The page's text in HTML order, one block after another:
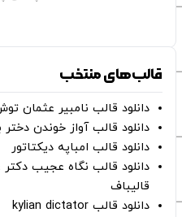
قالب‌های منتخب
دانلود قالب نامبیر عثمان
دانلود قالب آواز خوندن دختر
دانلود قالب امباپه دیکتاتور
دانلود قالب نگاه عجیب دکتر
قالیباف
دانلود قالب kylian dictator